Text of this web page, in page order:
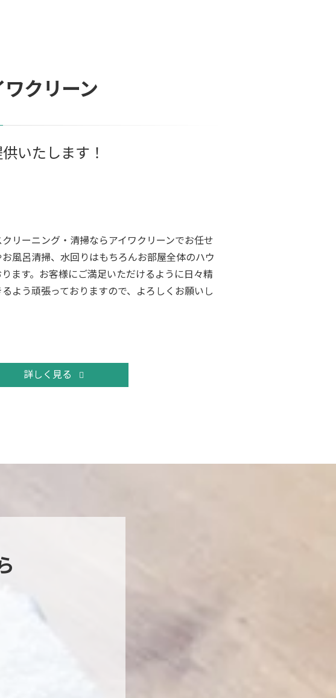
クリーン
いたします！
リーニング・清掃ならアイワクリーンでお任せ
風呂清掃、水回りはもちろんお部屋全体のハウ
ます。お客様にご満足いただけるように日々精
よう頑張っておりますので、よろしくお願いし
詳しく見る